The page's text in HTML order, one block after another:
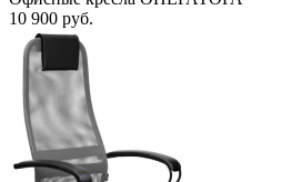
10 900 руб.